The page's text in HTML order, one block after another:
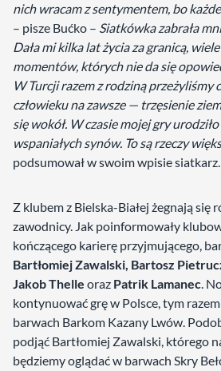
nich wracam z sentymentem, bo
– pisze Bućko – Siatkówka zabrała
Dała mi kilka lat życia za granicą,
momentów, których nie da się
W Turcji razem z rodziną przeżyliśmy
człowieku na zawsze — trzęsienie
się wokół. W czasie mojej gry
wspaniałych synów. To są rzeczy
podsumował w swoim wpisie siatkarz.
Z klubem z Bielska-Białej żegnają się
zawodnicy. Jak poinformowały
kończącego karierę przyjmującego,
Bartłomiej Zawalski, Bartosz
Jakob Thelle oraz Patrik Lamanec.
kontynuować grę w Polsce, tym
barwach Barkom Kazany Lwów.
podjąć Bartłomiej Zawalski, którego
będziemy oglądać w barwach Skry